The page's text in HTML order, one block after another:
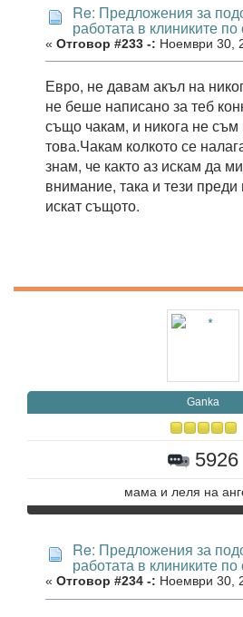
Re: Предложения за
работата в клиниките по
« Отговор #233 -: Ноември 30,
Евро, не давам акъл на
не беше написано за теб
също чакам, и никога не
това.Чакам колкото се
знам, че както аз искам да
внимание, така и тези
искат същото.
Ganka
5926
мама и леля на
Re: Предложения за
работата в клиниките по
« Отговор #234 -: Ноември 30,